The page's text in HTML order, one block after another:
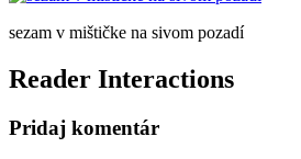
sezam v mištičke na sivom pozadí
Reader Interactions
Pridaj komentár